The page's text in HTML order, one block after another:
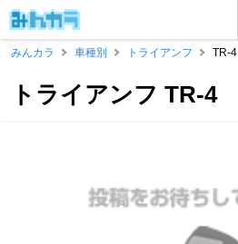
みんカラ
車種別 トライアンフ TR-4
トライアンフ TR-4